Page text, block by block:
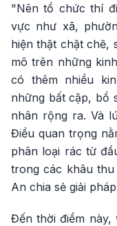
"Nên tổ chức thí
vực như xã,
hiện thật chặt chẽ,
mô trên những
có thêm nhiều
những bất cập, bổ
nhân rộng ra. Và
Điều quan trọng
phân loại rác từ
trong các khâu
An chia sẻ giải
Đến thời điểm này,